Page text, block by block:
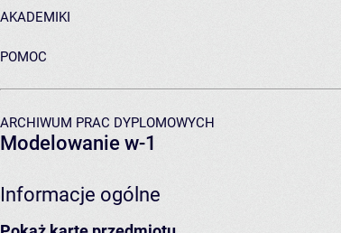
AKADEMIKI
POMOC
ARCHIWUM PRAC DYPLOMOWYCH
Modelowanie w-1
Informacje ogólne